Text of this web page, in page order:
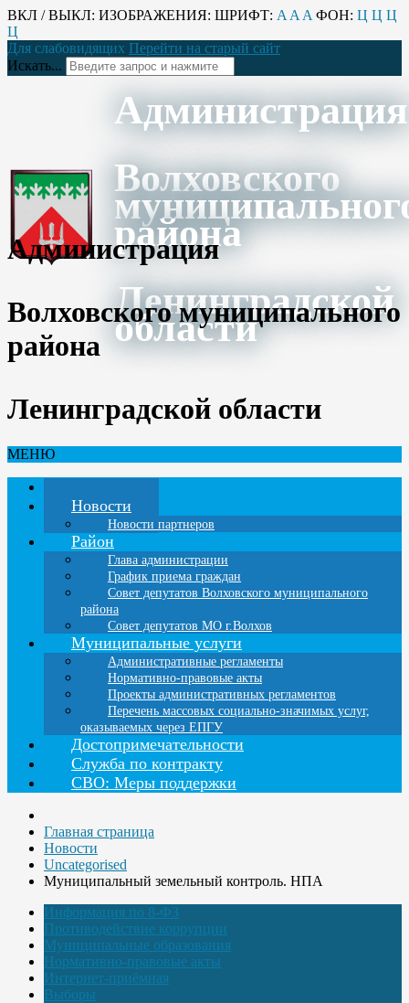
ВКЛ / ВЫКЛ: ИЗОБРАЖЕНИЯ: ШРИФТ: A A A ФОН: Ц Ц Ц
Ц
Для слабовидящих Перейти на старый сайт
Искать...
Администрация
Волховского
района
Ленинградской
области
Администрация
Волховского муниципального
района
Ленинградской области
МЕНЮ
Новости
Новости партнеров
Район
Глава администрации
График приема граждан
Совет депутатов Волховского муниципального
района
Совет депутатов МО г.Волхов
Муниципальные услуги
Административные регламенты
Нормативно-правовые акты
Проекты административных регламентов
Перечень массовых социально-значимых услуг,
оказываемых через ЕПГУ
Достопримечательности
Служба по контракту
СВО: Меры поддержки
Главная страница
Новости
Uncategorised
Муниципальный земельный контроль. НПА
Информация по 8-ФЗ
Противодействие коррупции
Муниципальные образования
Нормативно-правовые акты
Интернет-приёмная
Выборы